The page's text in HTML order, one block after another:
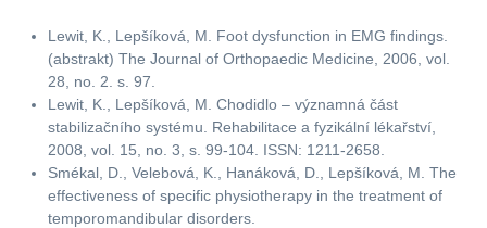
Lewit, K., Lepšíková, M. Foot dysfunction in EMG findings.
(abstrakt) The Journal of Orthopaedic Medicine, 2006, vol.
28, no. 2. s. 97.
Lewit, K., Lepšíková, M. Chodidlo – významná část
stabilizačního systému. Rehabilitace a fyzikální lékařství,
2008, vol. 15, no. 3, s. 99-104. ISSN: 1211-2658.
Smékal, D., Velebová, K., Hanáková, D., Lepšíková, M. The
effectiveness of specific physiotherapy in the treatment of
temporomandibular disorders.